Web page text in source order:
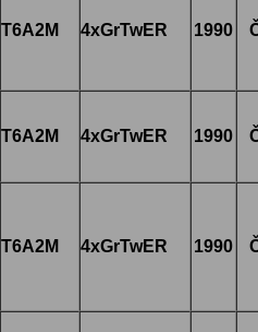
T6A2M 4xGrTwER 1990
T6A2M 4xGrTwER 1990
T6A2M 4xGrTwER 1990